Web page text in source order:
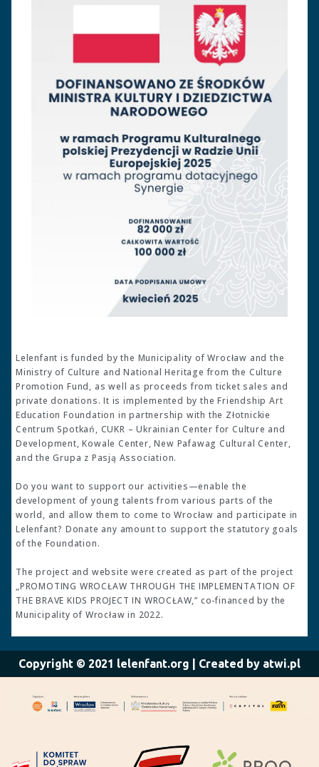
Lelenfant is funded by the Municipality of Wrocław and the
Ministry of Culture and National Heritage from the Culture
Promotion Fund, as well as proceeds from ticket sales and
private donations. It is implemented by the Friendship Art
Education Foundation in partnership with the Złotnickie
Centrum Spotkań, CUKR – Ukrainian Center for Culture and
Development, Kowale Center, New Pafawag Cultural Center,
and the Grupa z Pasją Association.
Do you want to support our activities—enable the
development of young talents from various parts of the
world, and allow them to come to Wrocław and participate in
Lelenfant? Donate any amount to support the statutory goals
of the Foundation.
The project and website were created as part of the project
„PROMOTING WROCŁAW THROUGH THE IMPLEMENTATION OF
THE BRAVE KIDS PROJECT IN WROCŁAW,” co-financed by the
Municipality of Wrocław in 2022.
Copyright © 2021 lelenfant.org | Created by atwi.pl